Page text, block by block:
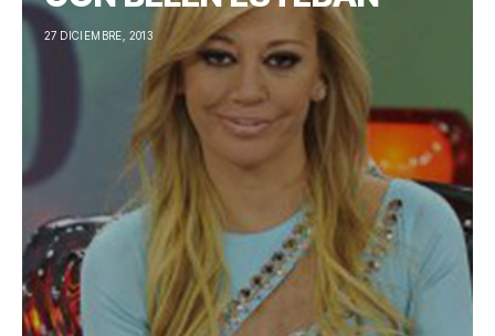
27 DICIEMBRE, 2013